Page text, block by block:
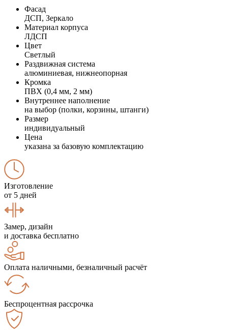
Фасад
ДСП, Зеркало
Материал корпуса
ЛДСП
Цвет
Светлый
Раздвижная система
алюминиевая, нижнеопорная
Кромка
ПВХ (0,4 мм, 2 мм)
Внутреннее наполнение
на выбор (полки, корзины, штанги)
Размер
индивидуальный
Цена
указана за базовую комплектацию
Изготовление
от 5 дней
Замер, дизайн
и доставка бесплатно
Оплата наличными, безналичный расчёт
Беспроцентная рассрочка